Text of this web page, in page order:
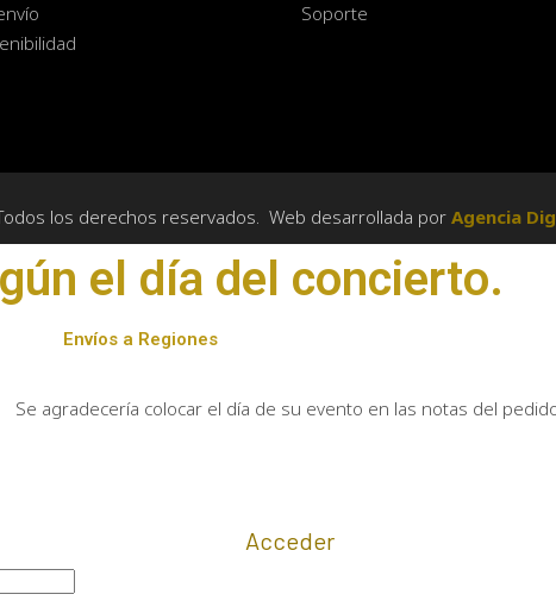
Soporte
los derechos reservados. Web desarrollada por Agencia
el día del concierto.
Envíos a Regiones
Se agradecería colocar el día de su evento en las notas del
Acceder